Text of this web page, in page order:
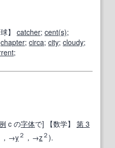
】 catcher; cent(s);
chapter; circa; city; cloudy;
;
c の字体で] 【数学】 第 3
，→y２ ，→z２).